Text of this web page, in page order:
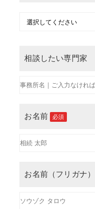
相談したい専門家
お名前 必須
お名前（フリガナ）